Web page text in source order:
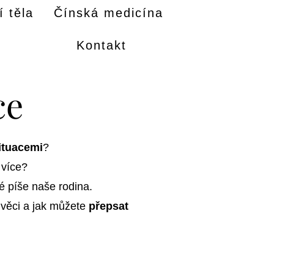
těla Čínská medicína
Kontakt
?
píše naše rodina.
a jak můžete přepsat